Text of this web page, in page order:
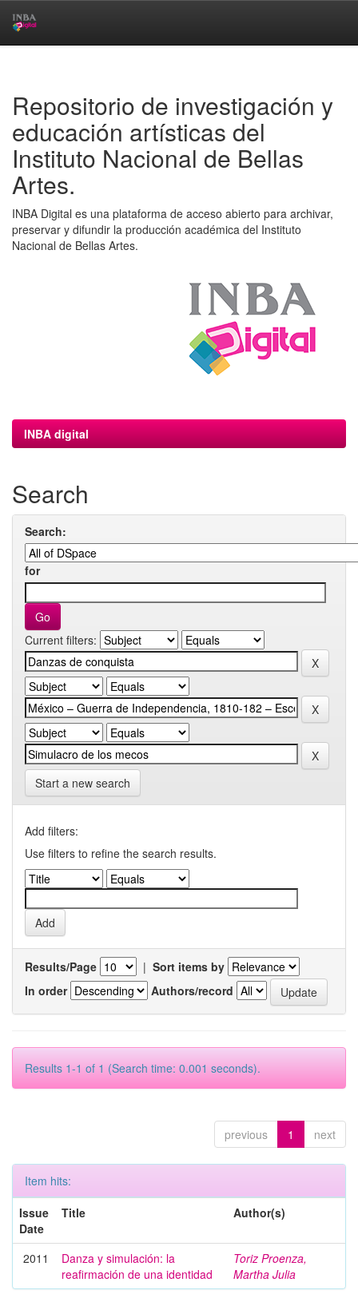
Repositorio de investigación y
educación artísticas del
Instituto Nacional de Bellas
Artes.
INBA Digital es una plataforma de acceso abierto para archivar,
preservar y difundir la producción académica del Instituto
Nacional de Bellas Artes.
INBA digital
Search
Search:
for
Current filters:
Start a new search
Add filters:
Use filters to refine the search results.
Results/Page | Sort items by
In order
Authors/record
Results 1-1 of 1 (Search time: 0.001 seconds).
previous 1 next
Item hits:
Issue
Date
Title Author(s)
2011
Danza y simulación: la
reafirmación de una identidad
Toriz Proenza,
Martha Julia